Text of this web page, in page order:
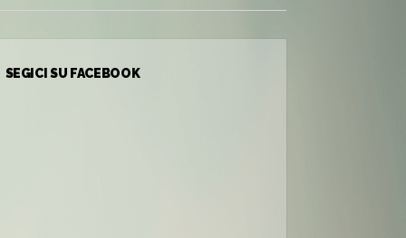
SEGICI SU FACEBOOK